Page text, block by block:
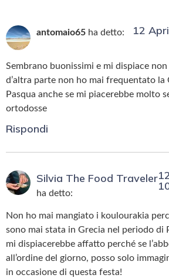
antomaio65 ha detto: 12
Sembrano buonissimi e mi dispiace
d’altra parte non ho mai frequentato la
Pasqua anche se mi piacerebbe molto
ortodosse
Rispondi
Silvia The Food Traveler
ha detto:
Non ho mai mangiato i koulourakia
sono mai stata in Grecia nel periodo di
mi dispiacerebbe affatto perché se
all’ordine del giorno, posso solo
in occasione di questa festa!